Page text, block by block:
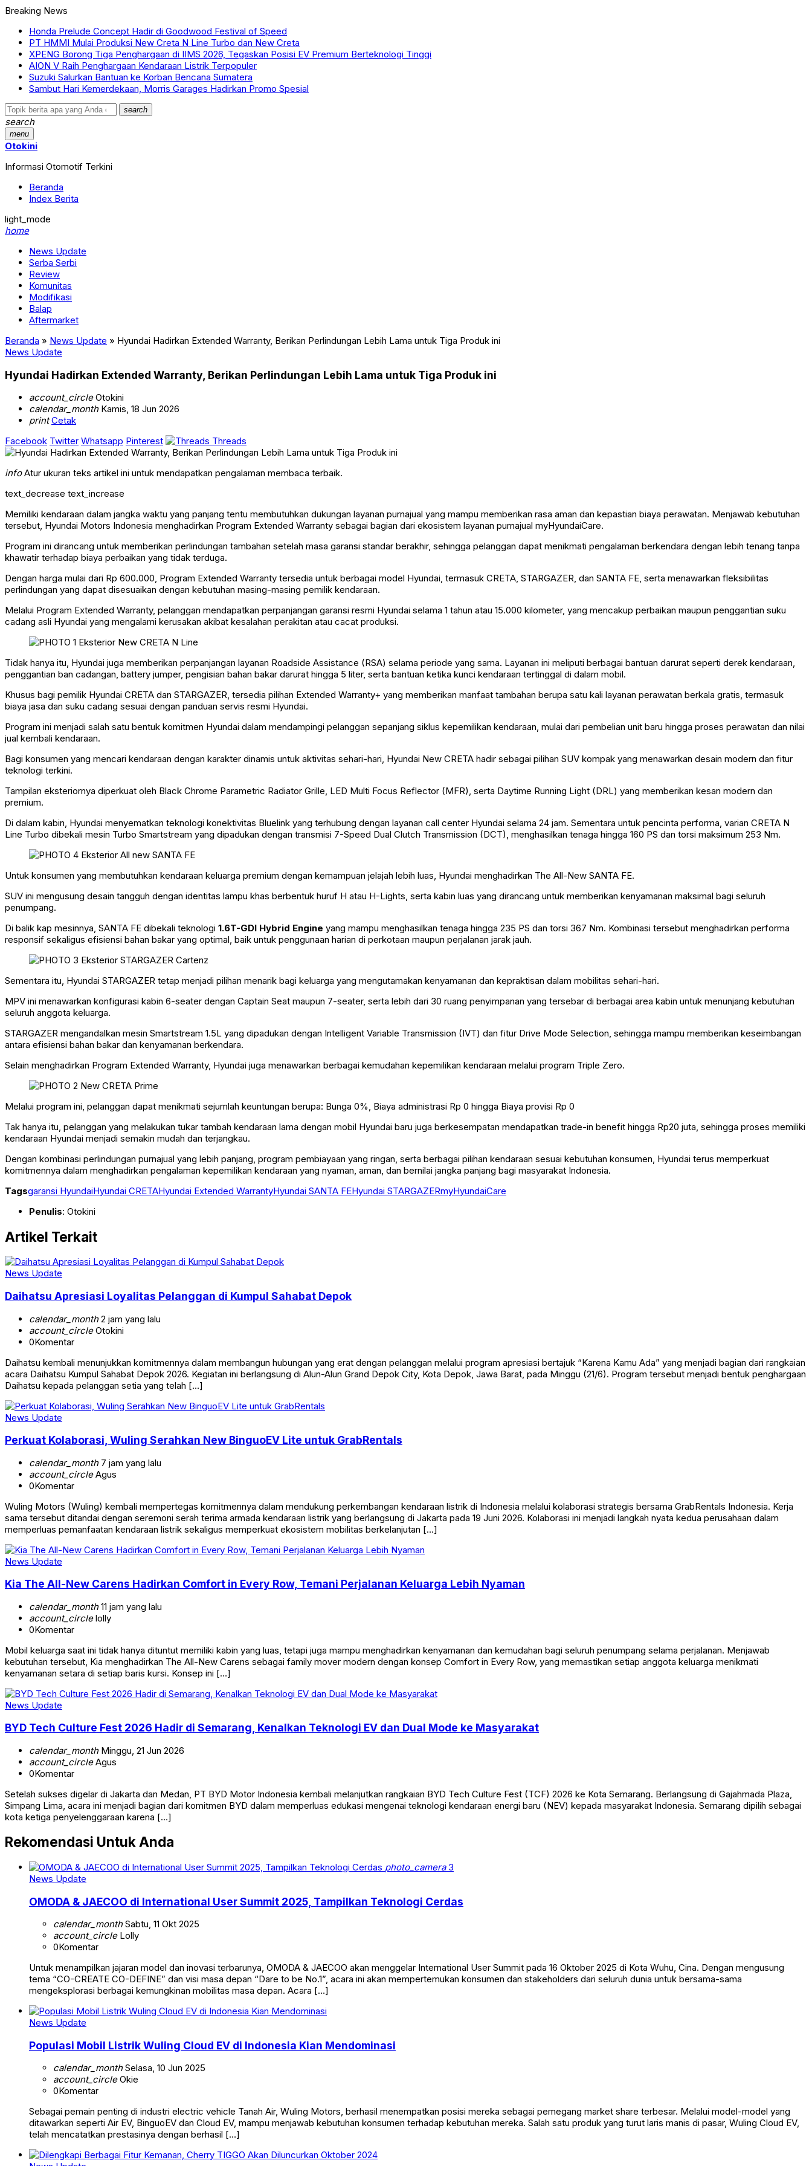
Breaking News
Honda Prelude Concept Hadir di Goodwood Festival of Speed
PT HMMI Mulai Produksi New Creta N Line Turbo dan New Creta
XPENG Borong Tiga Penghargaan di IIMS 2026, Tegaskan Posisi EV Premium Berteknologi Tinggi
AION V Raih Penghargaan Kendaraan Listrik Terpopuler
Suzuki Salurkan Bantuan ke Korban Bencana Sumatera
Sambut Hari Kemerdekaan, Morris Garages Hadirkan Promo Spesial
search
search
menu
Otokini
Informasi Otomotif Terkini
Beranda
Index Berita
light_mode
home
News Update
Serba Serbi
Review
Komunitas
Modifikasi
Balap
Aftermarket
Beranda » News Update » Hyundai Hadirkan Extended Warranty, Berikan Perlindungan Lebih Lama untuk Tiga Produk ini
News Update
Hyundai Hadirkan Extended Warranty, Berikan Perlindungan Lebih Lama untuk Tiga Produk ini
account_circleOtokini
calendar_monthKamis, 18 Jun 2026
print Cetak
Facebook Twitter Whatsapp Pinterest Threads
infoAtur ukuran teks artikel ini untuk mendapatkan pengalaman membaca terbaik.
text_decrease text_increase
Memiliki kendaraan dalam jangka waktu yang panjang tentu membutuhkan dukungan layanan purnajual yang mampu memberikan rasa aman dan kepastian biaya perawatan. Menjawab kebutuhan
tersebut, Hyundai Motors Indonesia menghadirkan Program Extended Warranty sebagai bagian dari ekosistem layanan purnajual myHyundaiCare.
Program ini dirancang untuk memberikan perlindungan tambahan setelah masa garansi standar berakhir, sehingga pelanggan dapat menikmati pengalaman berkendara dengan lebih tenang tanpa
khawatir terhadap biaya perbaikan yang tidak terduga.
Dengan harga mulai dari Rp 600.000, Program Extended Warranty tersedia untuk berbagai model Hyundai, termasuk CRETA, STARGAZER, dan SANTA FE, serta menawarkan fleksibilitas
perlindungan yang dapat disesuaikan dengan kebutuhan masing-masing pemilik kendaraan.
Melalui Program Extended Warranty, pelanggan mendapatkan perpanjangan garansi resmi Hyundai selama 1 tahun atau 15.000 kilometer, yang mencakup perbaikan maupun penggantian suku
cadang asli Hyundai yang mengalami kerusakan akibat kesalahan perakitan atau cacat produksi.
Tidak hanya itu, Hyundai juga memberikan perpanjangan layanan Roadside Assistance (RSA) selama periode yang sama. Layanan ini meliputi berbagai bantuan darurat seperti derek kendaraan,
penggantian ban cadangan, battery jumper, pengisian bahan bakar darurat hingga 5 liter, serta bantuan ketika kunci kendaraan tertinggal di dalam mobil.
Khusus bagi pemilik Hyundai CRETA dan STARGAZER, tersedia pilihan Extended Warranty+ yang memberikan manfaat tambahan berupa satu kali layanan perawatan berkala gratis, termasuk
biaya jasa dan suku cadang sesuai dengan panduan servis resmi Hyundai.
Program ini menjadi salah satu bentuk komitmen Hyundai dalam mendampingi pelanggan sepanjang siklus kepemilikan kendaraan, mulai dari pembelian unit baru hingga proses perawatan dan nilai
jual kembali kendaraan.
Bagi konsumen yang mencari kendaraan dengan karakter dinamis untuk aktivitas sehari-hari, Hyundai New CRETA hadir sebagai pilihan SUV kompak yang menawarkan desain modern dan fitur
teknologi terkini.
Tampilan eksteriornya diperkuat oleh Black Chrome Parametric Radiator Grille, LED Multi Focus Reflector (MFR), serta Daytime Running Light (DRL) yang memberikan kesan modern dan
premium.
Di dalam kabin, Hyundai menyematkan teknologi konektivitas Bluelink yang terhubung dengan layanan call center Hyundai selama 24 jam. Sementara untuk pencinta performa, varian CRETA N
Line Turbo dibekali mesin Turbo Smartstream yang dipadukan dengan transmisi 7-Speed Dual Clutch Transmission (DCT), menghasilkan tenaga hingga 160 PS dan torsi maksimum 253 Nm.
Untuk konsumen yang membutuhkan kendaraan keluarga premium dengan kemampuan jelajah lebih luas, Hyundai menghadirkan The All-New SANTA FE.
SUV ini mengusung desain tangguh dengan identitas lampu khas berbentuk huruf H atau H-Lights, serta kabin luas yang dirancang untuk memberikan kenyamanan maksimal bagi seluruh
penumpang.
Di balik kap mesinnya, SANTA FE dibekali teknologi 1.6T-GDI Hybrid Engine yang mampu menghasilkan tenaga hingga 235 PS dan torsi 367 Nm. Kombinasi tersebut menghadirkan performa
responsif sekaligus efisiensi bahan bakar yang optimal, baik untuk penggunaan harian di perkotaan maupun perjalanan jarak jauh.
Sementara itu, Hyundai STARGAZER tetap menjadi pilihan menarik bagi keluarga yang mengutamakan kenyamanan dan kepraktisan dalam mobilitas sehari-hari.
MPV ini menawarkan konfigurasi kabin 6-seater dengan Captain Seat maupun 7-seater, serta lebih dari 30 ruang penyimpanan yang tersebar di berbagai area kabin untuk menunjang kebutuhan
seluruh anggota keluarga.
STARGAZER mengandalkan mesin Smartstream 1.5L yang dipadukan dengan Intelligent Variable Transmission (IVT) dan fitur Drive Mode Selection, sehingga mampu memberikan keseimbangan
antara efisiensi bahan bakar dan kenyamanan berkendara.
Selain menghadirkan Program Extended Warranty, Hyundai juga menawarkan berbagai kemudahan kepemilikan kendaraan melalui program Triple Zero.
Melalui program ini, pelanggan dapat menikmati sejumlah keuntungan berupa: Bunga 0%, Biaya administrasi Rp 0 hingga Biaya provisi Rp 0
Tak hanya itu, pelanggan yang melakukan tukar tambah kendaraan lama dengan mobil Hyundai baru juga berkesempatan mendapatkan trade-in benefit hingga Rp20 juta, sehingga proses memiliki
kendaraan Hyundai menjadi semakin mudah dan terjangkau.
Dengan kombinasi perlindungan purnajual yang lebih panjang, program pembiayaan yang ringan, serta berbagai pilihan kendaraan sesuai kebutuhan konsumen, Hyundai terus memperkuat
komitmennya dalam menghadirkan pengalaman kepemilikan kendaraan yang nyaman, aman, dan bernilai jangka panjang bagi masyarakat Indonesia.
Tagsgaransi HyundaiHyundai CRETAHyundai Extended WarrantyHyundai SANTA FEHyundai STARGAZERmyHyundaiCare
Penulis: Otokini
Artikel Terkait
News Update
Daihatsu Apresiasi Loyalitas Pelanggan di Kumpul Sahabat Depok
calendar_month2 jam yang lalu
account_circleOtokini
0Komentar
Daihatsu kembali menunjukkan komitmennya dalam membangun hubungan yang erat dengan pelanggan melalui program apresiasi bertajuk “Karena Kamu Ada” yang menjadi bagian dari rangkaian
acara Daihatsu Kumpul Sahabat Depok 2026. Kegiatan ini berlangsung di Alun-Alun Grand Depok City, Kota Depok, Jawa Barat, pada Minggu (21/6). Program tersebut menjadi bentuk penghargaan
Daihatsu kepada pelanggan setia yang telah […]
News Update
Perkuat Kolaborasi, Wuling Serahkan New BinguoEV Lite untuk GrabRentals
calendar_month7 jam yang lalu
account_circleAgus
0Komentar
Wuling Motors (Wuling) kembali mempertegas komitmennya dalam mendukung perkembangan kendaraan listrik di Indonesia melalui kolaborasi strategis bersama GrabRentals Indonesia. Kerja
sama tersebut ditandai dengan seremoni serah terima armada kendaraan listrik yang berlangsung di Jakarta pada 19 Juni 2026. Kolaborasi ini menjadi langkah nyata kedua perusahaan dalam
memperluas pemanfaatan kendaraan listrik sekaligus memperkuat ekosistem mobilitas berkelanjutan […]
News Update
Kia The All-New Carens Hadirkan Comfort in Every Row, Temani Perjalanan Keluarga Lebih Nyaman
calendar_month11 jam yang lalu
account_circlelolly
0Komentar
Mobil keluarga saat ini tidak hanya dituntut memiliki kabin yang luas, tetapi juga mampu menghadirkan kenyamanan dan kemudahan bagi seluruh penumpang selama perjalanan. Menjawab
kebutuhan tersebut, Kia menghadirkan The All-New Carens sebagai family mover modern dengan konsep Comfort in Every Row, yang memastikan setiap anggota keluarga menikmati
kenyamanan setara di setiap baris kursi. Konsep ini […]
News Update
BYD Tech Culture Fest 2026 Hadir di Semarang, Kenalkan Teknologi EV dan Dual Mode ke Masyarakat
calendar_monthMinggu, 21 Jun 2026
account_circleAgus
0Komentar
Setelah sukses digelar di Jakarta dan Medan, PT BYD Motor Indonesia kembali melanjutkan rangkaian BYD Tech Culture Fest (TCF) 2026 ke Kota Semarang. Berlangsung di Gajahmada Plaza,
Simpang Lima, acara ini menjadi bagian dari komitmen BYD dalam memperluas edukasi mengenai teknologi kendaraan energi baru (NEV) kepada masyarakat Indonesia. Semarang dipilih sebagai
kota ketiga penyelenggaraan karena […]
Rekomendasi Untuk Anda
photo_camera3
News Update
OMODA & JAECOO di International User Summit 2025, Tampilkan Teknologi Cerdas
calendar_monthSabtu, 11 Okt 2025
account_circleLolly
0Komentar
Untuk menampilkan jajaran model dan inovasi terbarunya, OMODA & JAECOO akan menggelar International User Summit pada 16 Oktober 2025 di Kota Wuhu, Cina. Dengan mengusung
tema “CO-CREATE CO-DEFINE” dan visi masa depan “Dare to be No.1”, acara ini akan mempertemukan konsumen dan stakeholders dari seluruh dunia untuk bersama-sama
mengeksplorasi berbagai kemungkinan mobilitas masa depan. Acara […]
News Update
Populasi Mobil Listrik Wuling Cloud EV di Indonesia Kian Mendominasi
calendar_monthSelasa, 10 Jun 2025
account_circleOkie
0Komentar
Sebagai pemain penting di industri electric vehicle Tanah Air, Wuling Motors, berhasil menempatkan posisi mereka sebagai pemegang market share terbesar. Melalui model-model yang
ditawarkan seperti Air EV, BinguoEV dan Cloud EV, mampu menjawab kebutuhan konsumen terhadap kebutuhan mereka. Salah satu produk yang turut laris manis di pasar, Wuling Cloud EV,
telah mencatatkan prestasinya dengan berhasil […]